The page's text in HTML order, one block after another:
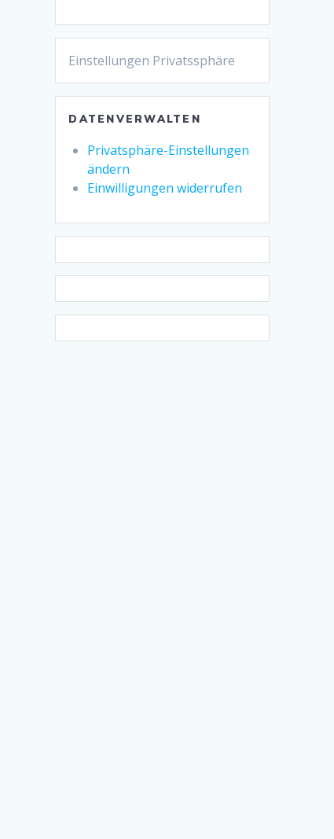
Einstellungen Privatssphäre
DATENVERWALTEN
Privatsphäre-Einstellungen
ändern
Einwilligungen widerrufen